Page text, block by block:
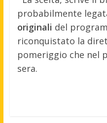
probabilmente
originali del
riconquistato la
pomeriggio che nel
sera.